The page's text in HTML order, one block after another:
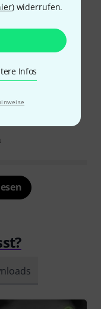
) widerrufen.
Infos
Notenpulten
so niedrig
1,70 groß
- nicht gerade
quasi gar kein